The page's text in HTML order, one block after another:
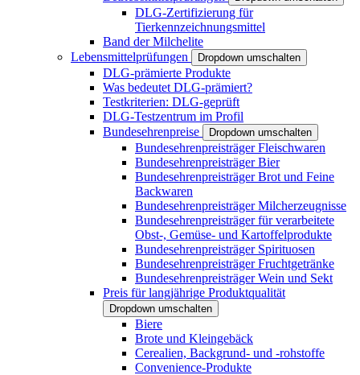
DLG-Zertifizierung für
Tierkennzeichnungsmittel
Band der Milchelite
Lebensmittelprüfungen
Dropdown umschalten
DLG-prämierte Produkte
Was bedeutet DLG-prämiert?
Testkriterien: DLG-geprüft
DLG-Testzentrum im Profil
Bundesehrenpreise
Dropdown umschalten
Bundesehrenpreisträger Fleischwaren
Bundesehrenpreisträger Bier
Bundesehrenpreisträger Brot und Feine
Backwaren
Bundesehrenpreisträger Milcherzeugnisse
Bundesehrenpreisträger für verarbeitete
Obst-, Gemüse- und Kartoffelprodukte
Bundesehrenpreisträger Spirituosen
Bundesehrenpreisträger Fruchtgetränke
Bundesehrenpreisträger Wein und Sekt
Preis für langjährige Produktqualität
Dropdown umschalten
Biere
Brote und Kleingebäck
Cerealien, Backgrund- und -rohstoffe
Convenience-Produkte